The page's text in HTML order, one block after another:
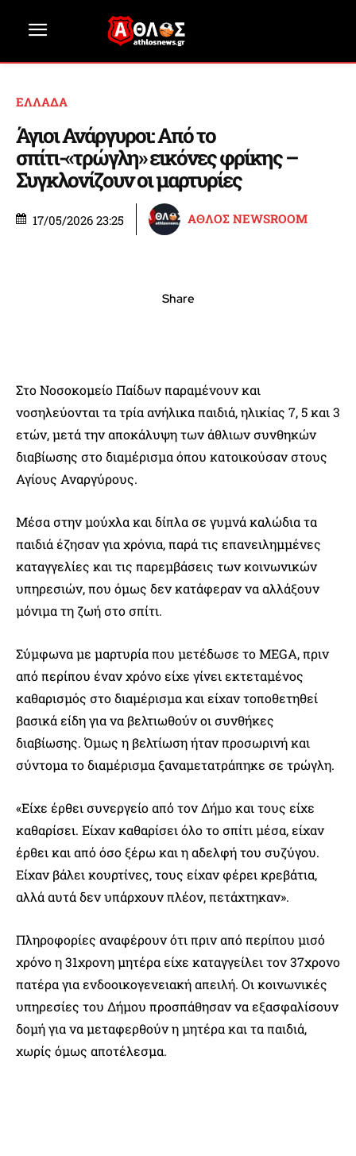
ΕΛΛΑΔΑ
Άγιοι Ανάργυροι: Από το
σπίτι-«τρώγλη» εικόνες φρίκης –
Συγκλονίζουν οι μαρτυρίες
17/05/2026 23:25 ΑΘΛΟΣ NEWSROOM
Share
Στο Νοσοκομείο Παίδων παραμένουν και
νοσηλεύονται τα τρία ανήλικα παιδιά, ηλικίας 7, 5 και 3
ετών, μετά την αποκάλυψη των άθλιων συνθηκών
διαβίωσης στο διαμέρισμα όπου κατοικούσαν στους
Αγίους Αναργύρους.
Μέσα στην μούχλα και δίπλα σε γυμνά καλώδια τα
παιδιά έζησαν για χρόνια, παρά τις επανειλημμένες
καταγγελίες και τις παρεμβάσεις των κοινωνικών
υπηρεσιών, που όμως δεν κατάφεραν να αλλάξουν
μόνιμα τη ζωή στο σπίτι.
Σύμφωνα με μαρτυρία που μετέδωσε το MEGA, πριν
από περίπου έναν χρόνο είχε γίνει εκτεταμένος
καθαρισμός στο διαμέρισμα και είχαν τοποθετηθεί
βασικά είδη για να βελτιωθούν οι συνθήκες
διαβίωσης. Όμως η βελτίωση ήταν προσωρινή και
σύντομα το διαμέρισμα ξαναμετατράπηκε σε τρώγλη.
«Είχε έρθει συνεργείο από τον Δήμο και τους είχε
καθαρίσει. Είχαν καθαρίσει όλο το σπίτι μέσα, είχαν
έρθει και από όσο ξέρω και η αδελφή του συζύγου.
Είχαν βάλει κουρτίνες, τους είχαν φέρει κρεβάτια,
αλλά αυτά δεν υπάρχουν πλέον, πετάχτηκαν».
Πληροφορίες αναφέρουν ότι πριν από περίπου μισό
χρόνο η 31χρονη μητέρα είχε καταγγείλει τον 37χρονο
πατέρα για ενδοοικογενειακή απειλή. Οι κοινωνικές
υπηρεσίες του Δήμου προσπάθησαν να εξασφαλίσουν
δομή για να μεταφερθούν η μητέρα και τα παιδιά,
χωρίς όμως αποτέλεσμα.